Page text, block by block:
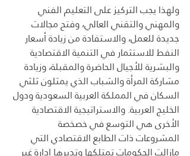
ولهذا يجب التركيز على التعليم الفني
والمهني والتقني العالي، وفتح مجالات
جديدة للعمل، والاستفادة من زيادة أسعار
النفط للاستثمار في التنمية الاقتصادية
والبشرية للأجيال الحاضرة والمقبلة، وزيادة
مشاركة المرأة والشباب الذي يمثلون ثلثي
السكان في المملكة العربية السعودية ودول
الخليج العربية. والاستراتيجية الاقتصادية
الأخرى هي التوسع في خصخصة
المشروعات ذات الطابع الاقتصادي التي
مازالت الحكومات تمتلكها وتديرها إدارة غير